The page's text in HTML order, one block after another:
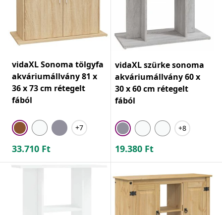
vidaXL Sonoma tölgyfa
akváriumállvány 81 x
36 x 73 cm rétegelt
fából
+7
33.710 Ft
vidaXL szürke sonoma
akváriumállvány 60 x
30 x 60 cm rétegelt
fából
+8
19.380 Ft